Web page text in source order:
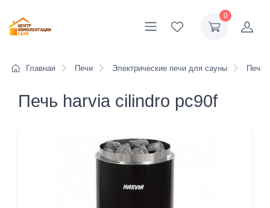
0
Главная Печи Электрические печи для сауны Печи
Печь harvia cilindro pc90f